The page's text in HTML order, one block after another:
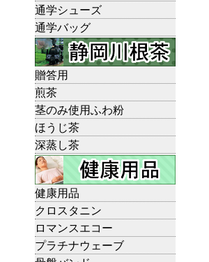
通学シューズ
通学バッグ
贈答用
煎茶
茎のみ使用ふわ粉
ほうじ茶
深蒸し茶
健康用品
クロスタニン
ロマンスエコー
プラチナウェーブ